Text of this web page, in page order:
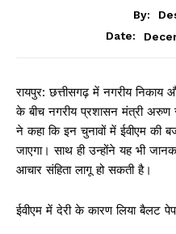
By:
Date:
रायपुर: छत्तीसगढ़ में नगरीय निकाय
के बीच नगरीय प्रशासन मंत्री अरुण
ने कहा कि इन चुनावों में ईवीएम की
जाएगा। साथ ही उन्होंने यह भी
आचार संहिता लागू हो सकती है।
ईवीएम में देरी के कारण लिया बैलट